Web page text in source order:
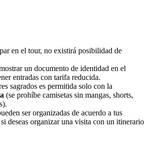
en el tour, no existirá posibilidad de
un documento de identidad en el
entradas con tarifa reducida.
sagrados es permitida solo con la
(se prohíbe camisetas sin mangas, shorts,
ser organizadas de acuerdo a tus
deseas organizar una visita con un itinerario